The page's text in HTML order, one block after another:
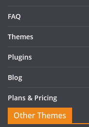
FAQ
Themes
Plugins
Blog
Plans & Pricing
Other Themes